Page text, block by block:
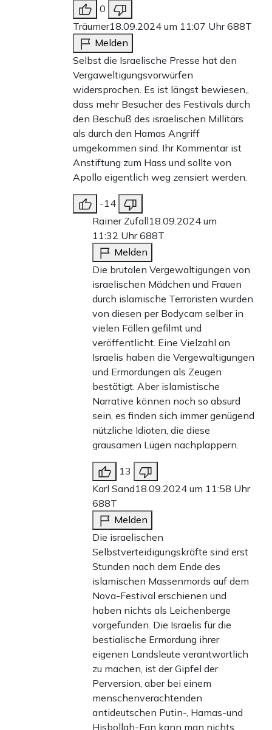
0
Träumer18.09.2024 um 11:07 Uhr688T
Melden
Selbst die Israelische Presse hat den
Vergaweltigungsvorwürfen
widersprochen. Es ist längst bewiesen,,
dass mehr Besucher des Festivals durch
den Beschuß des israelischen Millitärs
als durch den Hamas Angriff
umgekommen sind. Ihr Kommentar ist
Anstiftung zum Hass und sollte von
Apollo eigentlich weg zensiert werden.
-14
Rainer Zufall18.09.2024 um
11:32 Uhr688T
Melden
Die brutalen Vergewaltigungen von
israelischen Mädchen und Frauen
durch islamische Terroristen wurden
von diesen per Bodycam selber in
vielen Fällen gefilmt und
veröffentlicht. Eine Vielzahl an
Israelis haben die Vergewaltigungen
und Ermordungen als Zeugen
bestätigt. Aber islamistische
Narrative können noch so absurd
sein, es finden sich immer genügend
nützliche Idioten, die diese
grausamen Lügen nachplappern.
13
Karl Sand18.09.2024 um 11:58 Uhr
688T
Melden
Die israelischen
Selbstverteidigungskräfte sind erst
Stunden nach dem Ende des
islamischen Massenmords auf dem
Nova-Festival erschienen und
haben nichts als Leichenberge
vorgefunden. Die Israelis für die
bestialische Ermordung ihrer
eigenen Landsleute verantwortlich
zu machen, ist der Gipfel der
Perversion, aber bei einem
menschenverachtenden
antideutschen Putin-, Hamas-und
Hisbollah-Fan kann man nichts